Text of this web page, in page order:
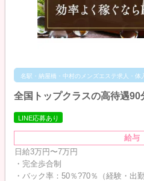
名駅・納屋橋・中村のメンズエステ求人・体
全国トップクラスの高待遇90
LINE応募あり
給与
日給3万円〜7万円
・完全歩合制
・バック率：50％?70％（経験・出